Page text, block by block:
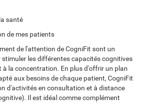
santé
de mes patients
de l'attention de CogniFit sont un
stimuler les différentes capacités cognitives
à la concentration. En plus d'offrir un plan
aux besoins de chaque patient, CogniFit
d'activités en consultation et à distance
Il est idéal comme complément